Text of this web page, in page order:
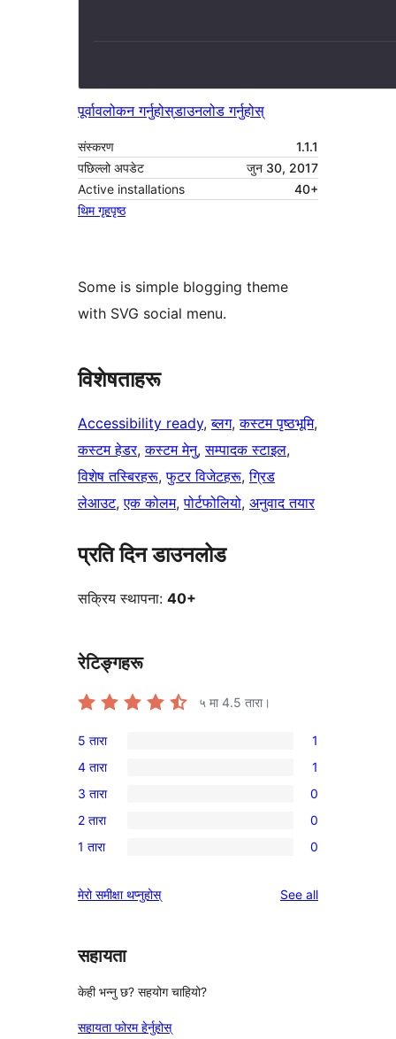
पूर्वावलोकन गर्नुहोस्डाउनलोड गर्नुहोस्
संस्करण
1.1.1
पछिल्लो अपडेट
जुन 30, 2017
Active installations
40+
थिम गृहपृष्ठ
Some is simple blogging theme
with SVG social menu.
विशेषताहरू
Accessibility ready, ब्लग, कस्टम पृष्ठभूमि
कस्टम हेडर, कस्टम मेनु, सम्पादक स्टाइल
विशेष तस्बिरहरू, फुटर विजेटहरू, ग्रिड
लेआउट, एक कोलम, पोर्टफोलियो, अनुवाद तयार
प्रति दिन डाउनलोड
सक्रिय स्थापना: 40+
रेटिङ्गहरू
५ मा4.5 तारा।
1
5-
तारा
समीक्षा
5 तारा 1
1
4-
तारा
समीक्षा
4 तारा 1
0
3-
तारा
3 तारा 0
0
2-
समीक्षाहरू
2 तारा 0
0
तारा
1 तारा 0
मेरो समीक्षा थप्नुहोस् See allreviews
सहायता
केही भन्नु छ? सहयोग चाहियो?
सहायता फोरम हेर्नुहोस्